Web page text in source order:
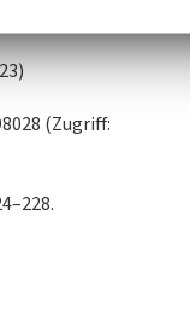
(Zugriff: